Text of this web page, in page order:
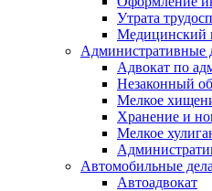
Утрата
Медицинский
Административные
Адвокат по
Незаконный
Мелкое
Хранение и
Мелкое
Автомобильные
Автоадвокат